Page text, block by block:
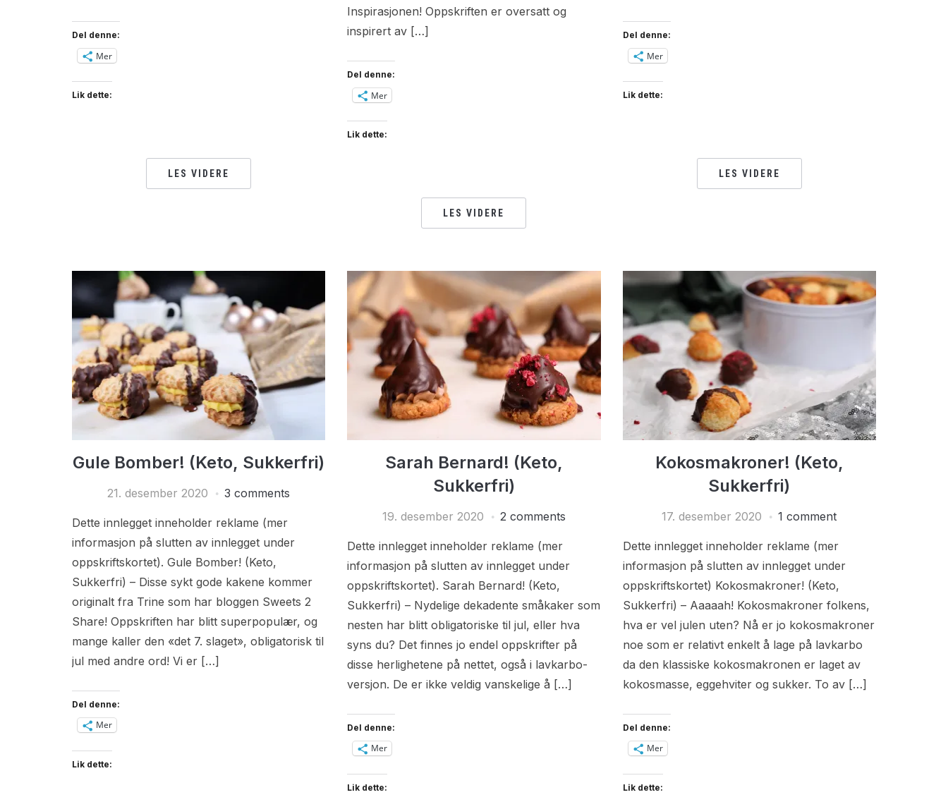
Del denne:
Mer
Lik dette:
LES VIDERE
Inspirasjonen! Oppskriften er oversatt og
inspirert av […]
Del denne:
Mer
Lik dette:
LES VIDERE
Del denne:
Mer
Lik dette:
LES VIDERE
Gule Bomber! (Keto, Sukkerfri)
21. desember 2020 3 comments
Dette innlegget inneholder reklame (mer
informasjon på slutten av innlegget under
oppskriftskortet). Gule Bomber! (Keto,
Sukkerfri) – Disse sykt gode kakene kommer
originalt fra Trine som har bloggen Sweets 2
Share! Oppskriften har blitt superpopulær, og
mange kaller den «det 7. slaget», obligatorisk til
jul med andre ord! Vi er […]
Del denne:
Mer
Lik dette:
Sarah Bernard! (Keto,
Sukkerfri)
19. desember 2020 2 comments
Dette innlegget inneholder reklame (mer
informasjon på slutten av innlegget under
oppskriftskortet). Sarah Bernard! (Keto,
Sukkerfri) – Nydelige dekadente småkaker som
nesten har blitt obligatoriske til jul, eller hva
syns du? Det finnes jo endel oppskrifter på
disse herlighetene på nettet, også i lavkarbo-
versjon. De er ikke veldig vanskelige å […]
Del denne:
Mer
Lik dette:
Kokosmakroner! (Keto,
Sukkerfri)
17. desember 2020 1 comment
Dette innlegget inneholder reklame (mer
informasjon på slutten av innlegget under
oppskriftskortet) Kokosmakroner! (Keto,
Sukkerfri) – Aaaaah! Kokosmakroner folkens,
hva er vel julen uten? Nå er jo kokosmakroner
noe som er relativt enkelt å lage på lavkarbo
da den klassiske kokosmakronen er laget av
kokosmasse, eggehviter og sukker. To av […]
Del denne:
Mer
Lik dette: